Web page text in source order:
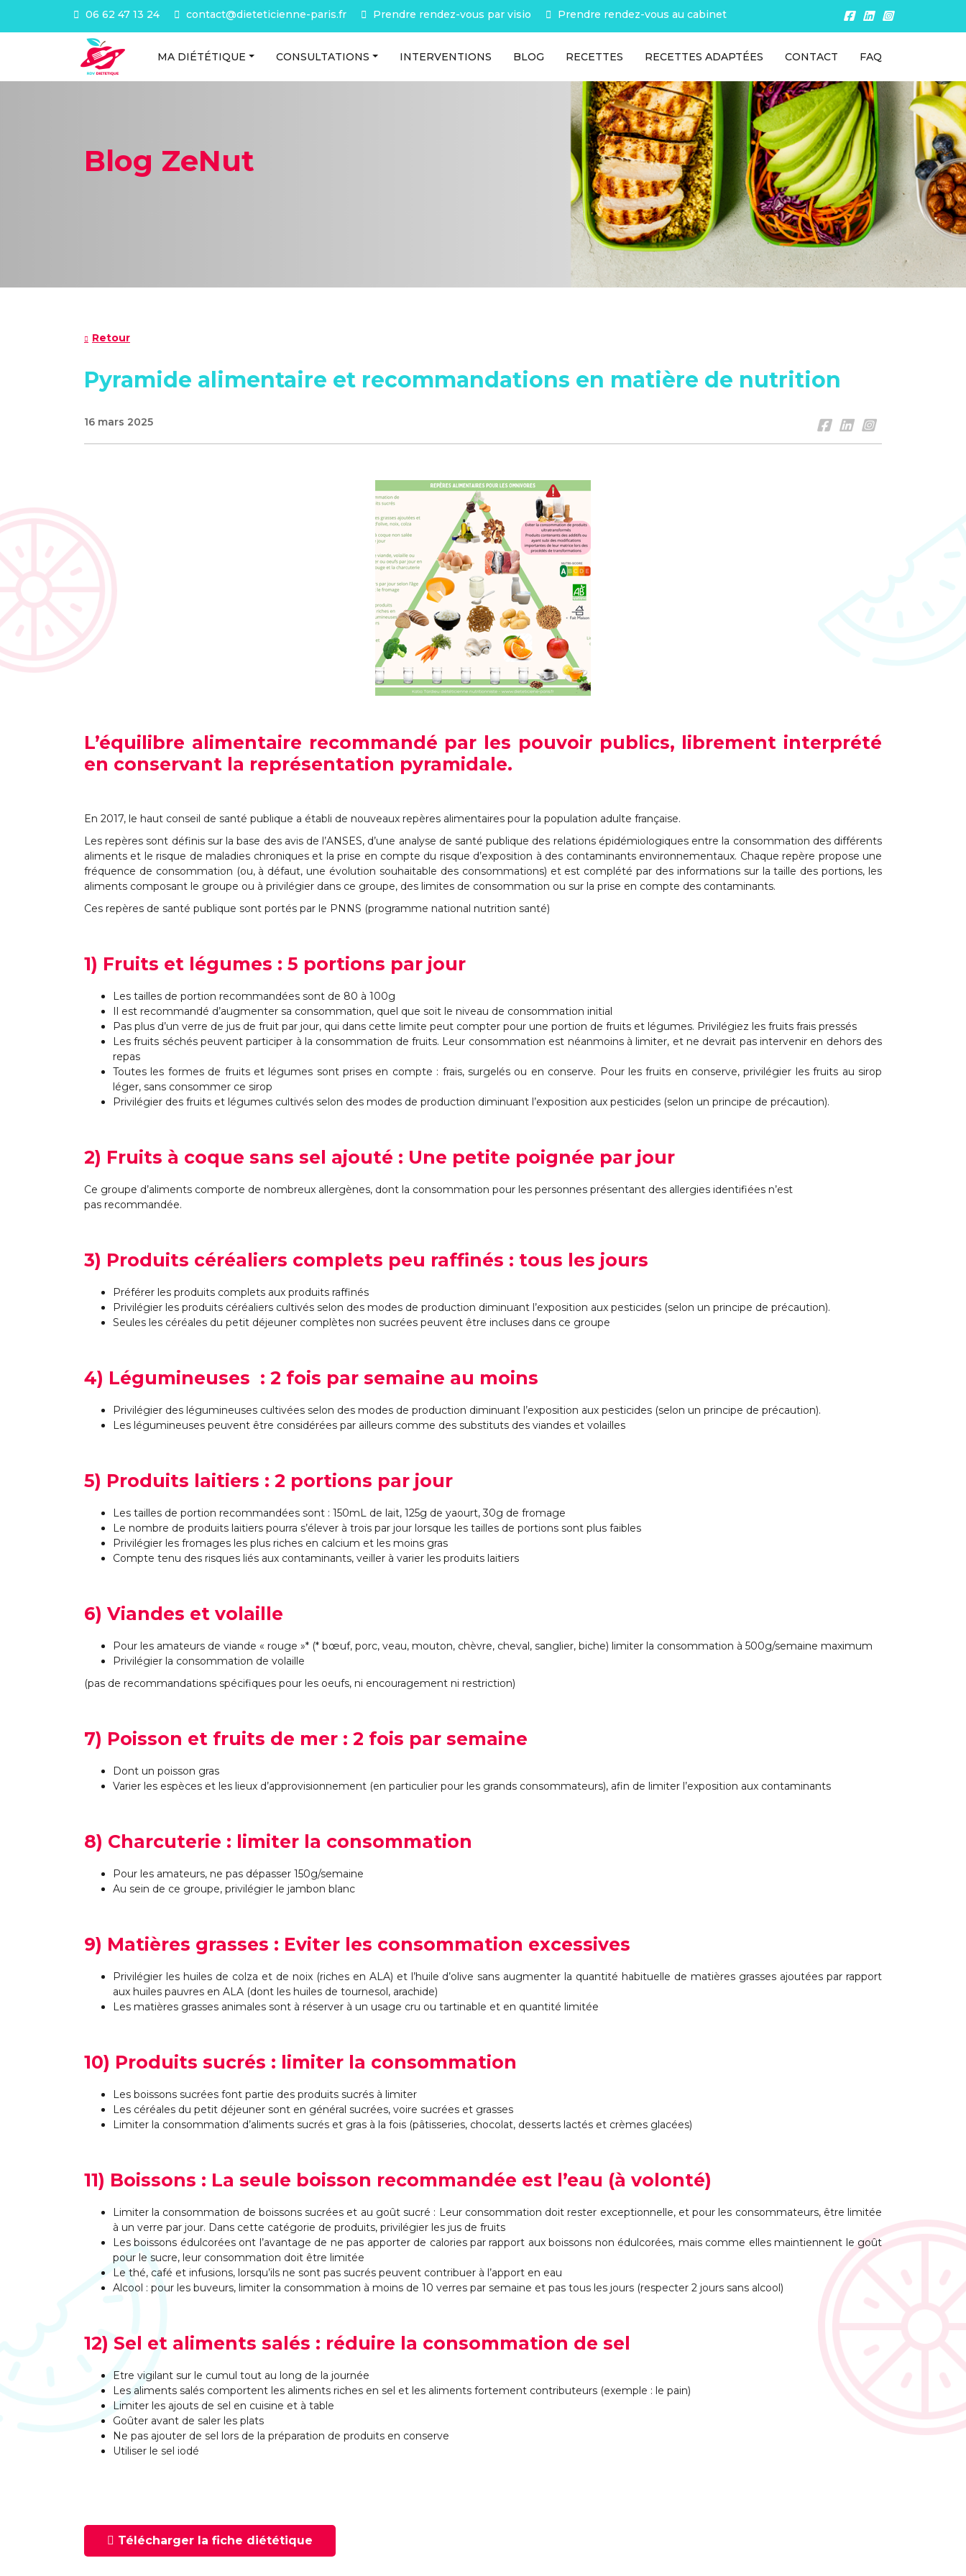
06 62 47 13 24 contact@dieteticienne-paris.fr Prendre rendez-vous par visio Prendre rendez-vous au cabinet
MA DIÉTÉTIQUE CONSULTATIONS INTERVENTIONS BLOG RECETTES RECETTES ADAPTÉES CONTACT FAQ
Blog ZeNut
Retour
Pyramide alimentaire et recommandations en matière de nutrition
16 mars 2025
L’équilibre alimentaire recommandé par les pouvoir publics, librement interprété
en conservant la représentation pyramidale.
En 2017, le haut conseil de santé publique a établi de nouveaux repères alimentaires pour la population adulte française.
Les repères sont définis sur la base des avis de l’ANSES, d’une analyse de santé publique des relations épidémiologiques entre la consommation des différents
aliments et le risque de maladies chroniques et la prise en compte du risque d’exposition à des contaminants environnementaux. Chaque repère propose une
fréquence de consommation (ou, à défaut, une évolution souhaitable des consommations) et est complété par des informations sur la taille des portions, les
aliments composant le groupe ou à privilégier dans ce groupe, des limites de consommation ou sur la prise en compte des contaminants.
Ces repères de santé publique sont portés par le PNNS (programme national nutrition santé)
1) Fruits et légumes : 5 portions par jour
Les tailles de portion recommandées sont de 80 à 100g
Il est recommandé d’augmenter sa consommation, quel que soit le niveau de consommation initial
Pas plus d’un verre de jus de fruit par jour, qui dans cette limite peut compter pour une portion de fruits et légumes. Privilégiez les fruits frais pressés
Les fruits séchés peuvent participer à la consommation de fruits. Leur consommation est néanmoins à limiter, et ne devrait pas intervenir en dehors des
repas
Toutes les formes de fruits et légumes sont prises en compte : frais, surgelés ou en conserve. Pour les fruits en conserve, privilégier les fruits au sirop
léger, sans consommer ce sirop
Privilégier des fruits et légumes cultivés selon des modes de production diminuant l’exposition aux pesticides (selon un principe de précaution).
2) Fruits à coque sans sel ajouté : Une petite poignée par jour
Ce groupe d’aliments comporte de nombreux allergènes, dont la consommation pour les personnes présentant des allergies identifiées n’est
pas recommandée.
3) Produits céréaliers complets peu raffinés : tous les jours
Préférer les produits complets aux produits raffinés
Privilégier les produits céréaliers cultivés selon des modes de production diminuant l’exposition aux pesticides (selon un principe de précaution).
Seules les céréales du petit déjeuner complètes non sucrées peuvent être incluses dans ce groupe
4) Légumineuses : 2 fois par semaine au moins
Privilégier des légumineuses cultivées selon des modes de production diminuant l’exposition aux pesticides (selon un principe de précaution).
Les légumineuses peuvent être considérées par ailleurs comme des substituts des viandes et volailles
5) Produits laitiers : 2 portions par jour
Les tailles de portion recommandées sont : 150mL de lait, 125g de yaourt, 30g de fromage
Le nombre de produits laitiers pourra s’élever à trois par jour lorsque les tailles de portions sont plus faibles
Privilégier les fromages les plus riches en calcium et les moins gras
Compte tenu des risques liés aux contaminants, veiller à varier les produits laitiers
6) Viandes et volaille
Pour les amateurs de viande « rouge »* (* bœuf, porc, veau, mouton, chèvre, cheval, sanglier, biche) limiter la consommation à 500g/semaine maximum
Privilégier la consommation de volaille
(pas de recommandations spécifiques pour les oeufs, ni encouragement ni restriction)
7) Poisson et fruits de mer : 2 fois par semaine
Dont un poisson gras
Varier les espèces et les lieux d’approvisionnement (en particulier pour les grands consommateurs), afin de limiter l’exposition aux contaminants
8) Charcuterie : limiter la consommation
Pour les amateurs, ne pas dépasser 150g/semaine
Au sein de ce groupe, privilégier le jambon blanc
9) Matières grasses : Eviter les consommation excessives
Privilégier les huiles de colza et de noix (riches en ALA) et l’huile d’olive sans augmenter la quantité habituelle de matières grasses ajoutées par rapport
aux huiles pauvres en ALA (dont les huiles de tournesol, arachide)
Les matières grasses animales sont à réserver à un usage cru ou tartinable et en quantité limitée
10) Produits sucrés : limiter la consommation
Les boissons sucrées font partie des produits sucrés à limiter
Les céréales du petit déjeuner sont en général sucrées, voire sucrées et grasses
Limiter la consommation d’aliments sucrés et gras à la fois (pâtisseries, chocolat, desserts lactés et crèmes glacées)
11) Boissons : La seule boisson recommandée est l’eau (à volonté)
Limiter la consommation de boissons sucrées et au goût sucré : Leur consommation doit rester exceptionnelle, et pour les consommateurs, être limitée
à un verre par jour. Dans cette catégorie de produits, privilégier les jus de fruits
Les boissons édulcorées ont l’avantage de ne pas apporter de calories par rapport aux boissons non édulcorées, mais comme elles maintiennent le goût
pour le sucre, leur consommation doit être limitée
Le thé, café et infusions, lorsqu’ils ne sont pas sucrés peuvent contribuer à l’apport en eau
Alcool : pour les buveurs, limiter la consommation à moins de 10 verres par semaine et pas tous les jours (respecter 2 jours sans alcool)
12) Sel et aliments salés : réduire la consommation de sel
Etre vigilant sur le cumul tout au long de la journée
Les aliments salés comportent les aliments riches en sel et les aliments fortement contributeurs (exemple : le pain)
Limiter les ajouts de sel en cuisine et à table
Goûter avant de saler les plats
Ne pas ajouter de sel lors de la préparation de produits en conserve
Utiliser le sel iodé
Télécharger la fiche diététique